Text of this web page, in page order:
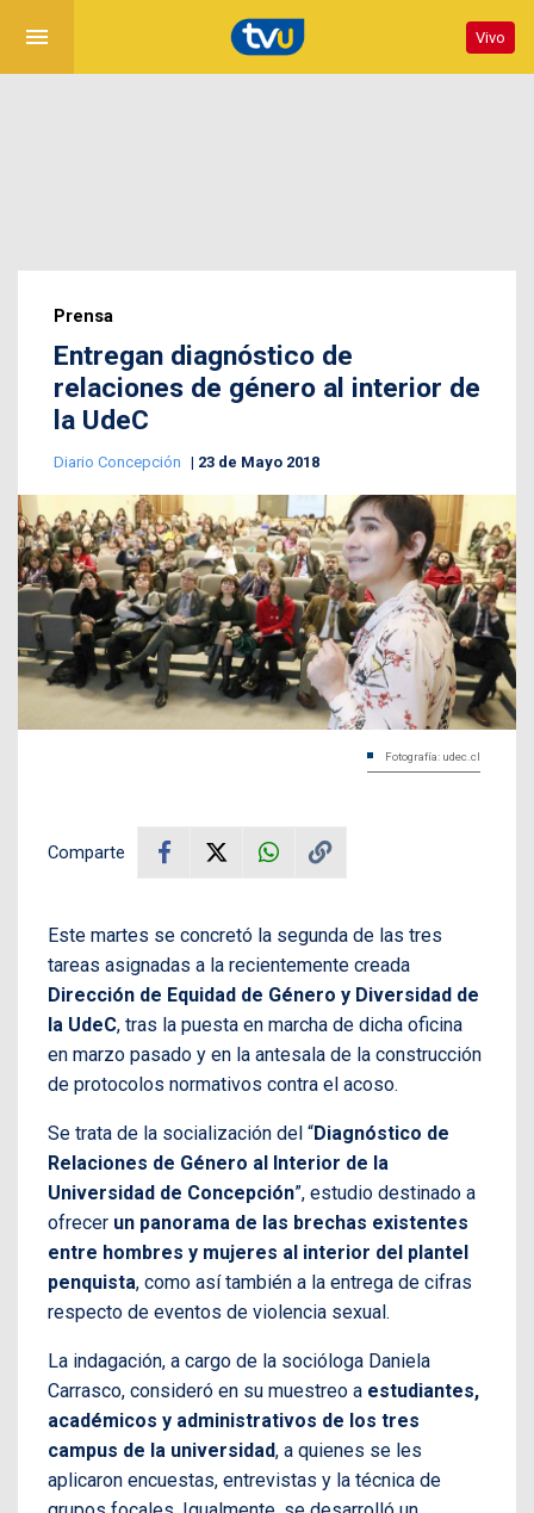
menu Vivo
Prensa
Entregan diagnóstico de
relaciones de género al interior de
la UdeC
Diario Concepción 23 de Mayo 2018
Fotografía: udec.cl
Comparte
Este martes se concretó la segunda de las tres
tareas asignadas a la recientemente creada
Dirección de Equidad de Género y Diversidad de
la UdeC, tras la puesta en marcha de dicha oficina
en marzo pasado y en la antesala de la construcción
de protocolos normativos contra el acoso.
Se trata de la socialización del “Diagnóstico de
Relaciones de Género al Interior de la
Universidad de Concepción”, estudio destinado a
ofrecer un panorama de las brechas existentes
entre hombres y mujeres al interior del plantel
penquista, como así también a la entrega de cifras
respecto de eventos de violencia sexual.
La indagación, a cargo de la socióloga Daniela
Carrasco, consideró en su muestreo a estudiantes,
académicos y administrativos de los tres
campus de la universidad, a quienes se les
aplicaron encuestas, entrevistas y la técnica de